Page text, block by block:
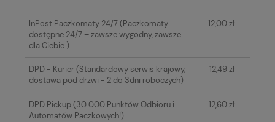
KOSZTÓW PŁATNOŚCI
InPost Paczkomaty 24/7(Paczkomaty
dostępne 24/7 – zawsze wygodny, zawsze
dla Ciebie.)
12,00 zł
DPD - Kurier(Standardowy serwis krajowy,
dostawa pod drzwi - 2 do 3dni roboczych)
12,49 zł
DPD Pickup(30 000 Punktów Odbioru i
Automatów Paczkowych!)
12,60 zł